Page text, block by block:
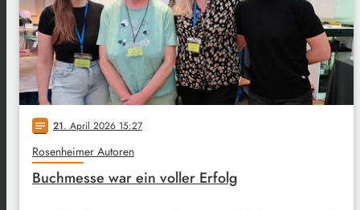
notes 21. April 2026 15:27
Rosenheimer Autoren
Buchmesse war ein voller Erfolg